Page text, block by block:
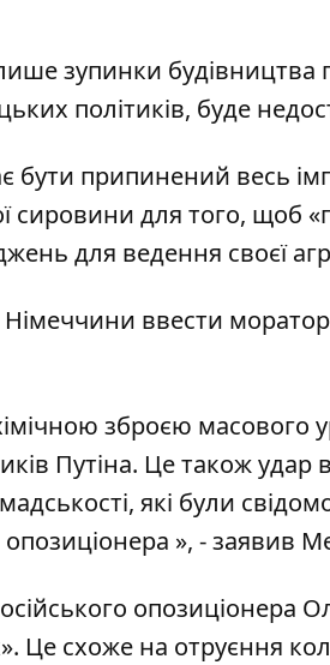
зупинки будівництва
політиків, буде
припинений весь
сировини для того, щоб
для ведення своєї
ввести
зброєю масового
Путіна. Це також
які були
», - заявив
опозиціонера
Це схоже на отруєння